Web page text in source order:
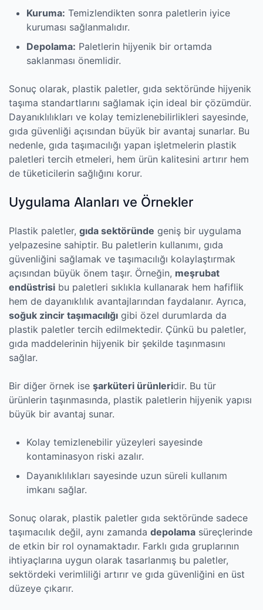
Kuruma: Temizlendikten sonra paletlerin iyice
kuruması sağlanmalıdır.
Depolama: Paletlerin hijyenik bir ortamda
saklanması önemlidir.
Sonuç olarak, plastik paletler, gıda sektöründe hijyenik
taşıma standartlarını sağlamak için ideal bir çözümdür.
Dayanıklılıkları ve kolay temizlenebilirlikleri sayesinde,
gıda güvenliği açısından büyük bir avantaj sunarlar. Bu
nedenle, gıda taşımacılığı yapan işletmelerin plastik
paletleri tercih etmeleri, hem ürün kalitesini artırır hem
de tüketicilerin sağlığını korur.
Uygulama Alanları ve Örnekler
Plastik paletler, gıda sektöründe geniş bir uygulama
yelpazesine sahiptir. Bu paletlerin kullanımı, gıda
güvenliğini sağlamak ve taşımacılığı kolaylaştırmak
açısından büyük önem taşır. Örneğin, meşrubat
endüstrisi bu paletleri sıklıkla kullanarak hem hafiflik
hem de dayanıklılık avantajlarından faydalanır. Ayrıca,
soğuk zincir taşımacılığı gibi özel durumlarda da
plastik paletler tercih edilmektedir. Çünkü bu paletler,
gıda maddelerinin hijyenik bir şekilde taşınmasını
sağlar.
Bir diğer örnek ise şarküteri ürünleridir. Bu tür
ürünlerin taşınmasında, plastik paletlerin hijyenik yapısı
büyük bir avantaj sunar.
Kolay temizlenebilir yüzeyleri sayesinde
kontaminasyon riski azalır.
Dayanıklılıkları sayesinde uzun süreli kullanım
imkanı sağlar.
Sonuç olarak, plastik paletler gıda sektöründe sadece
taşımacılık değil, aynı zamanda depolama süreçlerinde
de etkin bir rol oynamaktadır. Farklı gıda gruplarının
ihtiyaçlarına uygun olarak tasarlanmış bu paletler,
sektördeki verimliliği artırır ve gıda güvenliğini en üst
düzeye çıkarır.